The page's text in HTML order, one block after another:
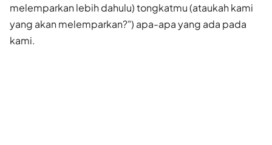
melemparkan lebih dahulu) tongkatmu (ataukah kami
yang akan melemparkan?") apa-apa yang ada pada
kami.